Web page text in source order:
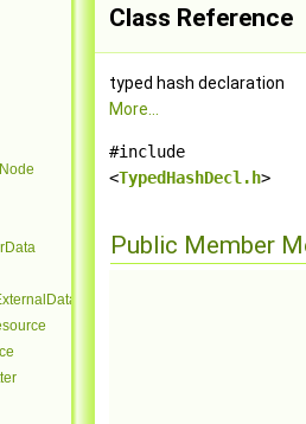
Class Reference
typed hash declaration
More...
#include
<TypedHashDecl.h>
Public Member